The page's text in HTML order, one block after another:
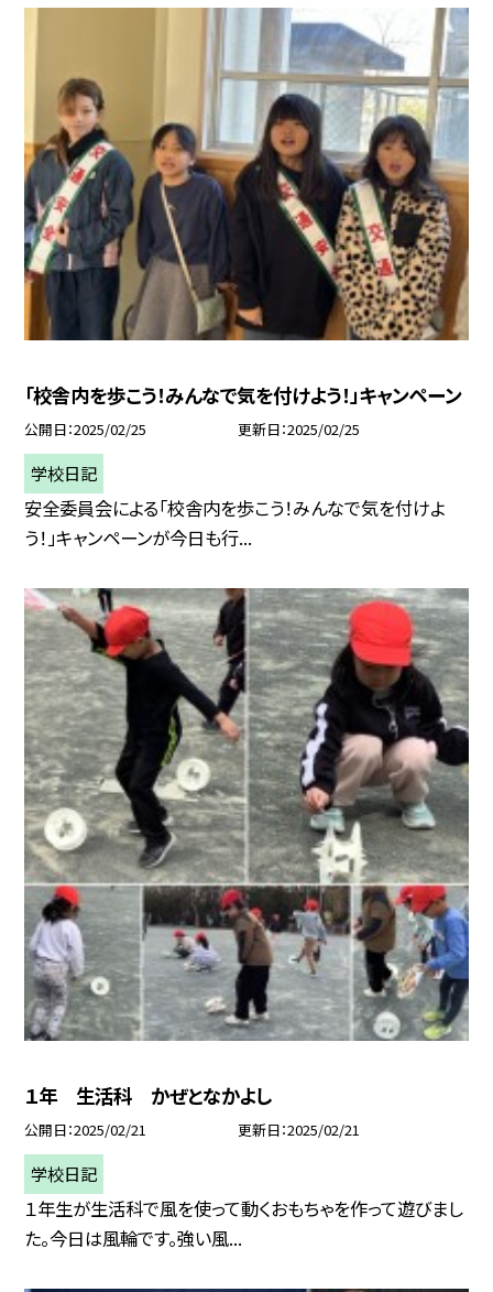
「校舎内を歩こう！みんなで気を付けよう！」キャンペーン
公開日 2025/02/25 更新日 2025/02/25
学校日記
安全委員会による「校舎内を歩こう！みんなで気を付けよ
う！」キャンペーンが今日も行...
１年 生活科 かぜとなかよし
公開日 2025/02/21 更新日 2025/02/21
学校日記
１年生が生活科で風を使って動くおもちゃを作って遊びまし
た。今日は風輪です。強い風...